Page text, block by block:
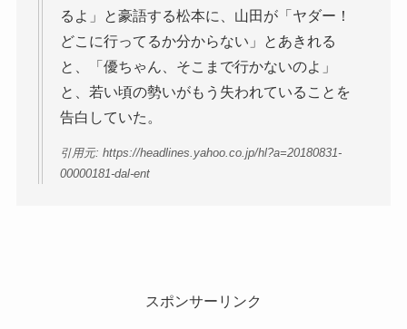
るよ」と豪語する松本に、山田が「ヤダー！
どこに行ってるか分からない」とあきれる
と、「優ちゃん、そこまで行かないのよ」
と、若い頃の勢いがもう失われていることを
告白していた。
引用元: https://headlines.yahoo.co.jp/hl?a=20180831-
00000181-dal-ent
スポンサーリンク